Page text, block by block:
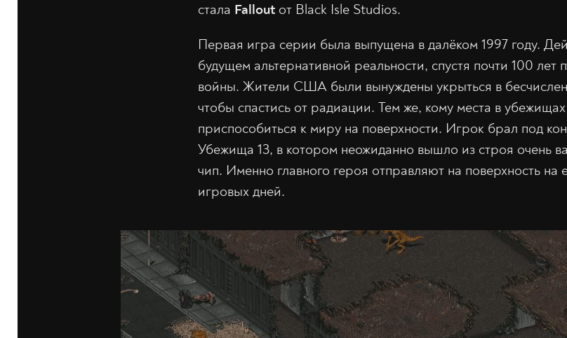
стала Fallout от Black Isle Studios.
Первая игра серии была выпущена в далёком 1997 году.
будущем альтернативной реальности, спустя почти 100 лет
войны. Жители США были вынуждены укрыться в
чтобы спастись от радиации. Тем же, кому места в
приспособиться к миру на поверхности. Игрок брал под
Убежища 13, в котором неожиданно вышло из строя очень
чип. Именно главного героя отправляют на поверхность на
игровых дней.